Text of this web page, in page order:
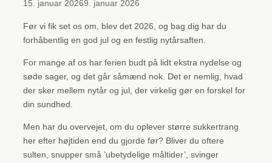
15. januar 20269. januar 2026
Før vi fik set os om, blev det 2026, og bag dig har du
forhåbentlig en god jul og en festlig nytårsaften.
For mange af os har ferien budt på lidt ekstra nydelse og
søde sager, og det går såmænd nok. Det er nemlig, hvad
der sker mellem nytår og jul, der virkelig gør en forskel for
din sundhed.
Men har du overvejet, om du oplever større sukkertrang
her efter højtiden end du gjorde før? Bliver du oftere
sulten, snupper små ’ubetydelige måltider’, svinger